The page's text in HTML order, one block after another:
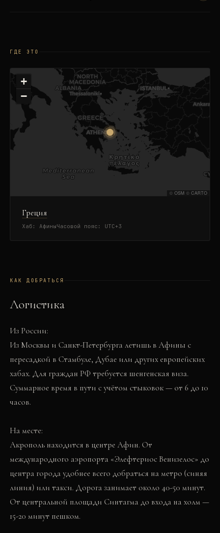
ГДЕ ЭТО
+
−
© OSM © CARTO
Греция
Хаб: АфиныЧасовой пояс: UTC+3
КАК ДОБРАТЬСЯ
Логистика
Из России:
Из Москвы и Санкт-Петербурга летишь в Афины с
пересадкой в Стамбуле, Дубае или других европейских
хабах. Для граждан РФ требуется шенгенская виза.
Суммарное время в пути с учётом стыковок — от 6 до 10
часов.
На месте:
Акрополь находится в центре Афин. От
международного аэропорта «Элефтериос Венизелос» до
центра города удобнее всего добраться на метро (синяя
линия) или такси. Дорога занимает около 40-50 минут.
От центральной площади Синтагма до входа на холм —
15-20 минут пешком.